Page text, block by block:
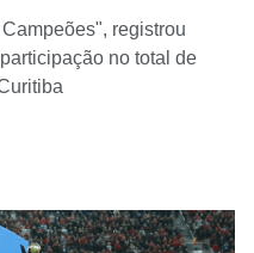
registrou
no total de